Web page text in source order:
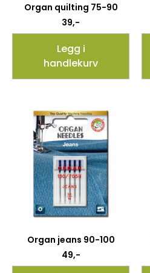
Organ quilting 75-90
39,-
Legg i
handlekurv
Organ jeans 90-100
49,-